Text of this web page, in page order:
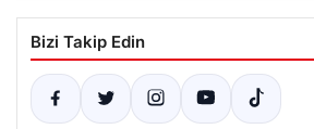
Bizi Takip Edin